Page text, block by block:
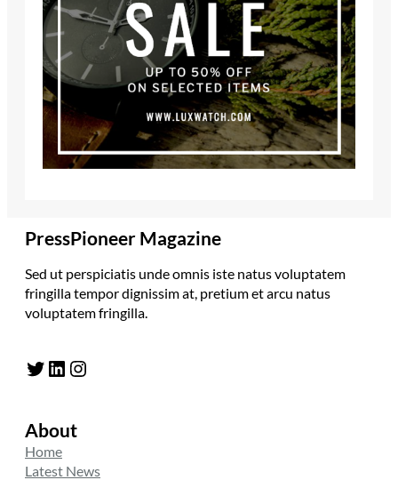
PressPioneer Magazine
Sed ut perspiciatis unde omnis iste natus voluptatem
fringilla tempor dignissim at, pretium et arcu natus
voluptatem fringilla.
Twitter LinkedIn Instagram
About
Home
Latest News